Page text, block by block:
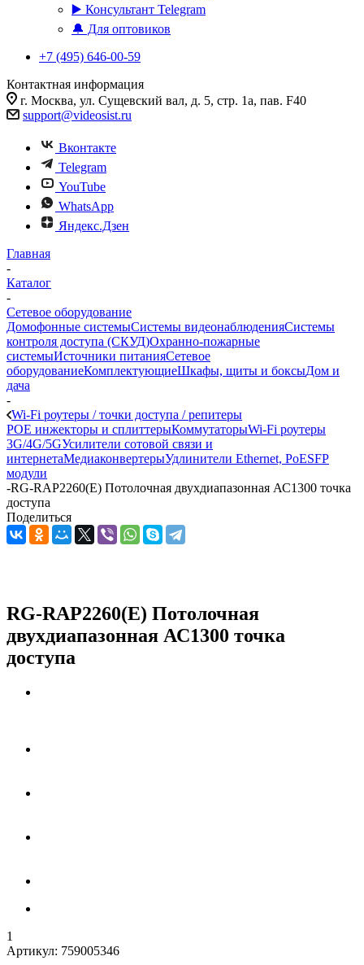
▶️ Консультант Telegram
🔔 Для оптовиков
+7 (495) 646-00-59
Контактная информация
г. Москва, ул. Сущевский вал, д. 5, стр. 1а, пав. F40
support@videosist.ru
Вконтакте
Telegram
YouTube
WhatsApp
Яндекс.Дзен
Главная
-
Каталог
-
Сетевое оборудование
Домофонные системыСистемы видеонаблюденияСистемы
контроля доступа (СКУД)Охранно-пожарные
системыИсточники питанияСетевое
оборудованиеКомплектующиеШкафы, щиты и боксыДом и
дача
-
Wi-Fi роутеры / точки доступа / репитеры
POE инжекторы и сплиттерыКоммутаторыWi-Fi роутеры
3G/4G/5GУсилители сотовой связи и
интернетаМедиаконвертерыУдлинители Ethernet, PoESFP
модули
-RG-RAP2260(E) Потолочная двухдиапазонная АС1300 точка
доступа
Поделиться
RG-RAP2260(E) Потолочная
двухдиапазонная АС1300 точка
доступа
1
Артикул: 759005346